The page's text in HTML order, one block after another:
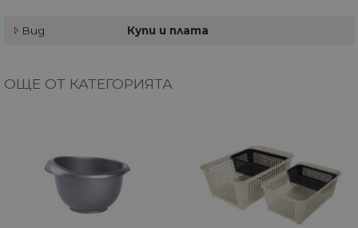
Вид Купи и плата
ОЩЕ ОТ КАТЕГОРИЯТА